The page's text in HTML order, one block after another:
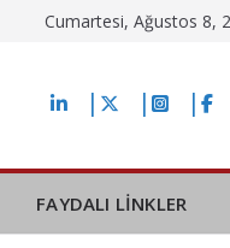
Cumartesi, Ağustos 8,
FAYDALI LİNKLER